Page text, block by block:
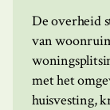
De overheid
van
met het
huisvesting,